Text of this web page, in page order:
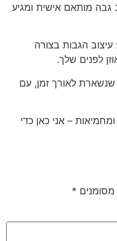
גבה מותאם אישית ומגיע
: עיצוב הגבות בצורה
לפנים שלך.
לאורך זמן, עם
– אני כאן כדי
*